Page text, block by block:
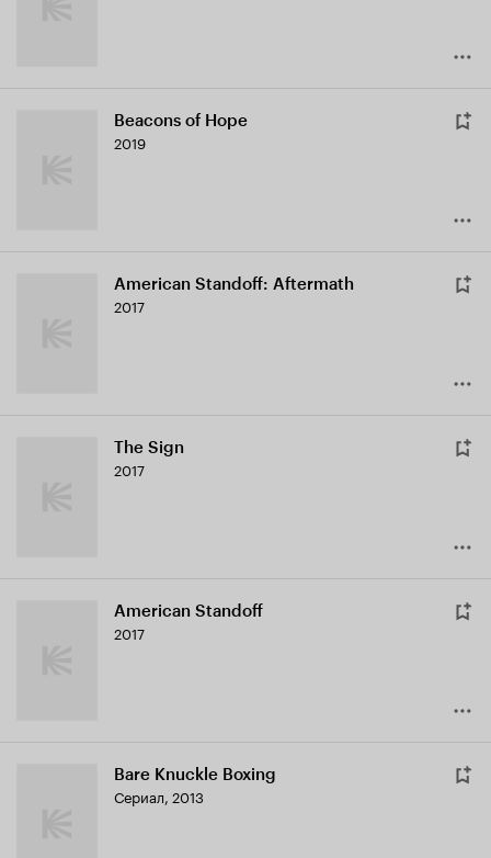
Beacons of Hope
2019
American Standoff: Aftermath
2017
The Sign
2017
American Standoff
2017
Bare Knuckle Boxing
Сериал, 2013